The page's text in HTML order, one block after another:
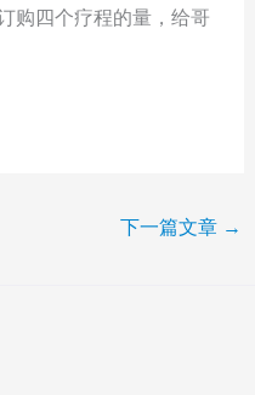
购四个疗程的量，给哥
下一篇文章 →